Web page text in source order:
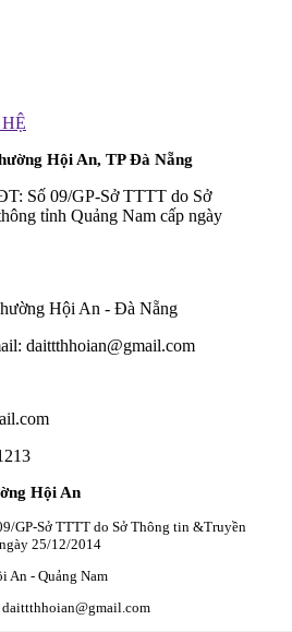
Hội An, TP Đà Nẵng
Số 09/GP-Sở TTTT do Sở
tỉnh Quảng Nam cấp ngày
Hội An - Đà Nẵng
daittthhoian@gmail.com
Hội An
GP-Sở TTTT do Sở Thông tin &Truyền
25/12/2014
An - Quảng Nam